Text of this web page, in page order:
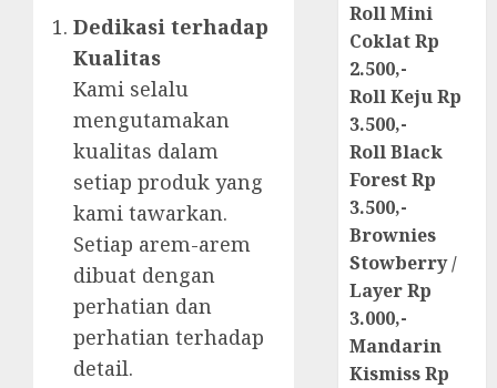
Dedikasi terhadap
Kualitas
Kami selalu
mengutamakan
kualitas dalam
setiap produk yang
kami tawarkan.
Setiap arem-arem
dibuat dengan
perhatian dan
perhatian terhadap
detail.
Roll Mini
Coklat Rp
2.500,-
Roll Keju Rp
3.500,-
Roll Black
Forest Rp
3.500,-
Brownies
Stowberry /
Layer Rp
3.000,-
Mandarin
Kismiss Rp